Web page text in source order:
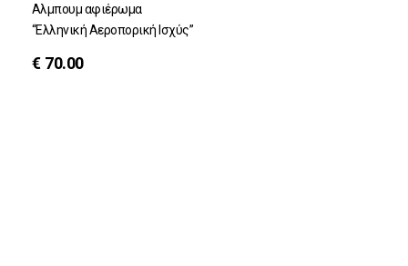
Αλμπουμ αφιέρωμα
“Ελληνική Αεροπορική Ισχύς”
€ 70.00